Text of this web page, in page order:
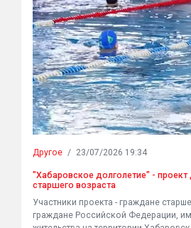
Другое / 23/07/2026 19:34
"Хабаровское долголетие" -
старшего возраста
Участники проекта - граждане
граждане Российской Федерации,